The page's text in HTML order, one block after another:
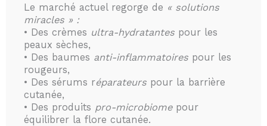
Le marché actuel regorge de « solutions
miracles » :
• Des crèmes ultra-hydratantes pour les
peaux sèches,
• Des baumes anti-inflammatoires pour les
rougeurs,
• Des sérums réparateurs pour la barrière
cutanée,
• Des produits pro-microbiomepour
équilibrer la flore cutanée.